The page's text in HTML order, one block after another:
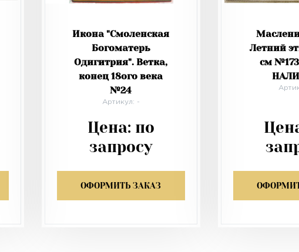
Икона "Смоленская
Богоматерь
Одигитрия". Ветка,
конец 18ого века
№24
Артикул: -
Цена: по
запросу
ОФОРМИТЬ ЗАКАЗ
Летний
см